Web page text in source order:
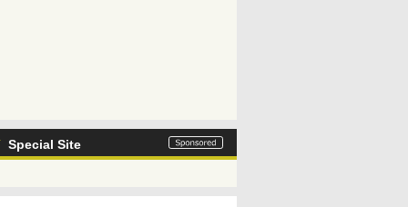
Special Site